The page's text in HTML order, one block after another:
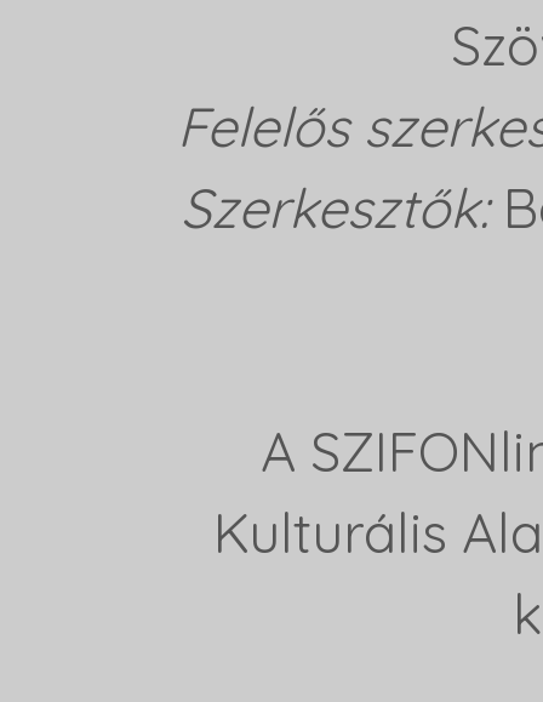
Felelős
Szerkesztők:
A
Kulturális